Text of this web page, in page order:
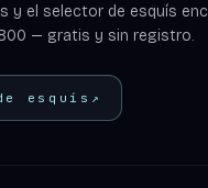
y el selector de esquís
— gratis y sin registro.
esquís ↗